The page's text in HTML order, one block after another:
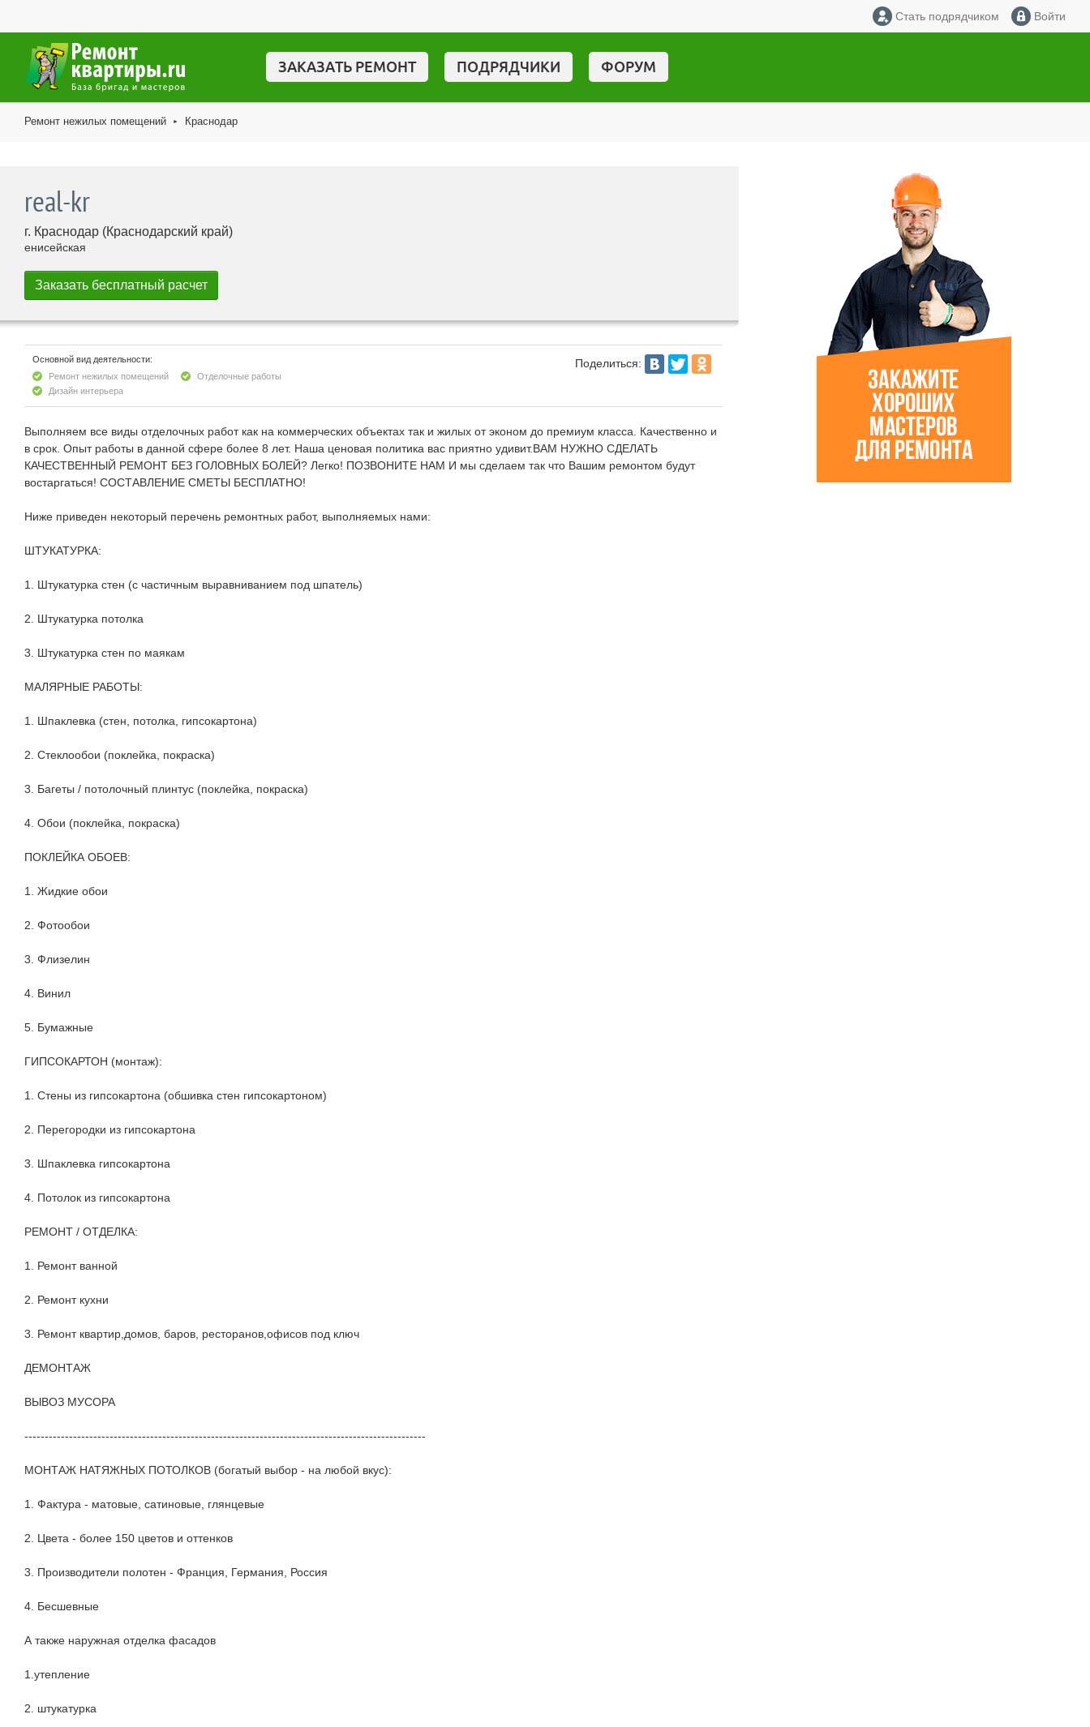
Стать подрядчиком Войти
ЗАКАЗАТЬ РЕМОНТ ПОДРЯДЧИКИ ФОРУМ
Ремонт нежилых помещений ► Краснодар
real-kr
г. Краснодар (Краснодарский край)
енисейская
Основной вид деятельности:
Ремонт нежилых помещений
Отделочные работы
Дизайн интерьера
Поделиться:
Выполняем все виды отделочных работ как на коммерческих объектах так и жилых от эконом до премиум класса. Качественно и
в срок. Опыт работы в данной сфере более 8 лет. Наша ценовая политика вас приятно удивит.ВАМ НУЖНО СДЕЛАТЬ
КАЧЕСТВЕННЫЙ РЕМОНТ БЕЗ ГОЛОВНЫХ БОЛЕЙ? Легко! ПОЗВОНИТЕ НАМ И мы сделаем так что Вашим ремонтом будут
востаргаться! СОСТАВЛЕНИЕ СМЕТЫ БЕСПЛАТНО!
Ниже приведен некоторый перечень ремонтных работ, выполняемых нами:
ШТУКАТУРКА:
1. Штукатурка стен (с частичным выравниванием под шпатель)
2. Штукатурка потолка
3. Штукатурка стен по маякам
МАЛЯРНЫЕ РАБОТЫ:
1. Шпаклевка (стен, потолка, гипсокартона)
2. Стеклообои (поклейка, покраска)
3. Багеты / потолочный плинтус (поклейка, покраска)
4. Обои (поклейка, покраска)
ПОКЛЕЙКА ОБОЕВ:
1. Жидкие обои
2. Фотообои
3. Флизелин
4. Винил
5. Бумажные
ГИПСОКАРТОН (монтаж):
1. Стены из гипсокартона (обшивка стен гипсокартоном)
2. Перегородки из гипсокартона
3. Шпаклевка гипсокартона
4. Потолок из гипсокартона
РЕМОНТ / ОТДЕЛКА:
1. Ремонт ванной
2. Ремонт кухни
3. Ремонт квартир,домов, баров, ресторанов,офисов под ключ
ДЕМОНТАЖ
ВЫВОЗ МУСОРА
---------------------------------------------------------------------------------------------------
МОНТАЖ НАТЯЖНЫХ ПОТОЛКОВ (богатый выбор - на любой вкус):
1. Фактура - матовые, сатиновые, глянцевые
2. Цвета - более 150 цветов и оттенков
3. Производители полотен - Франция, Германия, Россия
4. Бесшевные
А также наружная отделка фасадов
1.утепление
2. штукатурка